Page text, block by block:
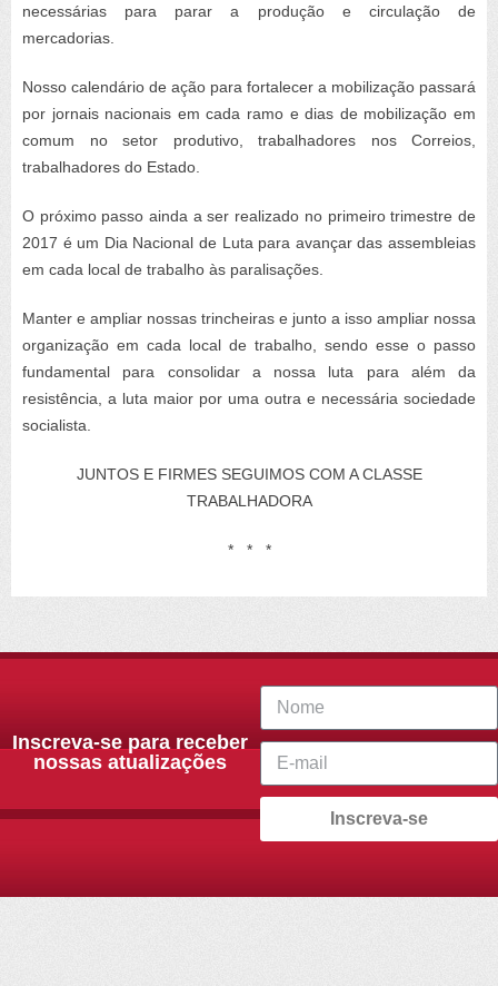
necessárias para parar a produção e circulação de
mercadorias.
Nosso calendário de ação para fortalecer a mobilização passará
por jornais nacionais em cada ramo e dias de mobilização em
comum no setor produtivo, trabalhadores nos Correios,
trabalhadores do Estado.
O próximo passo ainda a ser realizado no primeiro trimestre de
2017 é um Dia Nacional de Luta para avançar das assembleias
em cada local de trabalho às paralisações.
Manter e ampliar nossas trincheiras e junto a isso ampliar nossa
organização em cada local de trabalho, sendo esse o passo
fundamental para consolidar a nossa luta para além da
resistência, a luta maior por uma outra e necessária sociedade
socialista.
JUNTOS E FIRMES SEGUIMOS COM A CLASSE
TRABALHADORA
* * *
Inscreva-se para receber
nossas atualizações
Inscreva-se